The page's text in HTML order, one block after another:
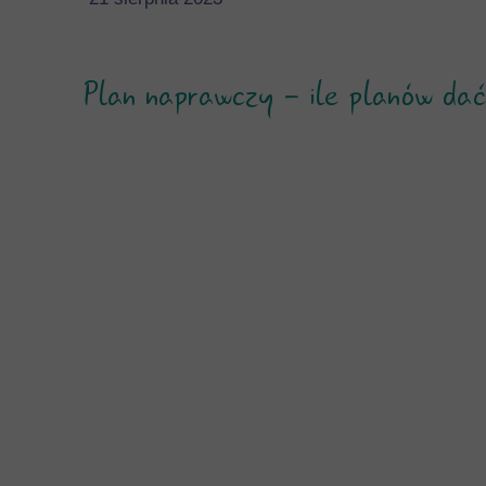
Plan naprawczy - ile planów